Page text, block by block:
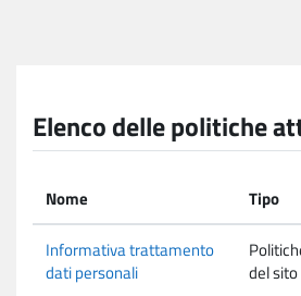
Elenco delle politiche
Nome Tipo
Informativa trattamento
dati personali
del sito